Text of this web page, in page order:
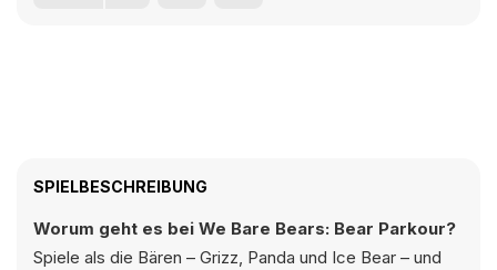
SPIELBESCHREIBUNG
Worum geht es bei We Bare Bears: Bear Parkour?
Spiele als die Bären – Grizz, Panda und Ice Bear – und